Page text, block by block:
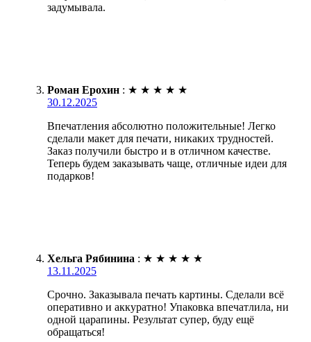
задумывала.
Роман Ерохин : ★ ★ ★ ★ ★
30.12.2025
Впечатления абсолютно положительные! Легко
сделали макет для печати, никаких трудностей.
Заказ получили быстро и в отличном качестве.
Теперь будем заказывать чаще, отличные идеи для
подарков!
Хельга Рябинина : ★ ★ ★ ★ ★
13.11.2025
Срочно. Заказывала печать картины. Сделали всё
оперативно и аккуратно! Упаковка впечатлила, ни
одной царапины. Результат супер, буду ещё
обращаться!